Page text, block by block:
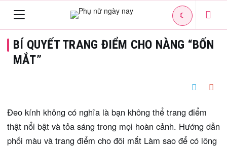
navigation
☾
BÍ QUYẾT TRANG ĐIỂM CHO NÀNG “BỐN
MẮT”
Đeo kính không có nghĩa là bạn không thể trang điểm
thật nổi bật và tỏa sáng trong mọi hoàn cảnh. Hướng dẫn
phối màu và trang điểm cho đôi mắt Làm sao để có lông